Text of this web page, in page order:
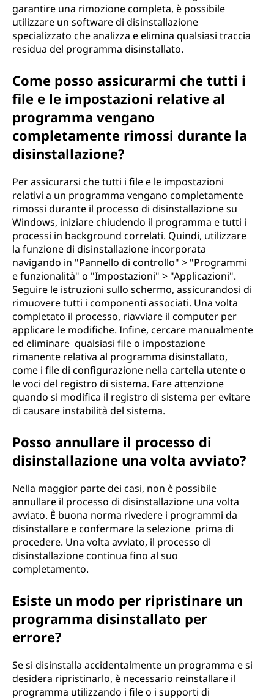
garantire una rimozione completa, è possibile
utilizzare un software di disinstallazione
specializzato che analizza e elimina qualsiasi traccia
residua del programma disinstallato.
Come posso assicurarmi che tutti i
file e le impostazioni relative al
programma vengano
completamente rimossi durante la
disinstallazione?
Per assicurarsi che tutti i file e le impostazioni
relativi a un programma vengano completamente
rimossi durante il processo di disinstallazione su
Windows, iniziare chiudendo il programma e tutti i
processi in background correlati. Quindi, utilizzare
la funzione di disinstallazione incorporata
navigando in "Pannello di controllo" > "Programmi
e funzionalità" o "Impostazioni" > "Applicazioni".
Seguire le istruzioni sullo schermo, assicurandosi di
rimuovere tutti i componenti associati. Una volta
completato il processo, riavviare il computer per
applicare le modifiche. Infine, cercare manualmente
ed eliminare qualsiasi file o impostazione
rimanente relativa al programma disinstallato,
come i file di configurazione nella cartella utente o
le voci del registro di sistema. Fare attenzione
quando si modifica il registro di sistema per evitare
di causare instabilità del sistema.
Posso annullare il processo di
disinstallazione una volta avviato?
Nella maggior parte dei casi, non è possibile
annullare il processo di disinstallazione una volta
avviato. È buona norma rivedere i programmi da
disinstallare e confermare la selezione prima di
procedere. Una volta avviato, il processo di
disinstallazione continua fino al suo
completamento.
Esiste un modo per ripristinare un
programma disinstallato per
errore?
Se si disinstalla accidentalmente un programma e si
desidera ripristinarlo, è necessario reinstallare il
programma utilizzando i file o i supporti di